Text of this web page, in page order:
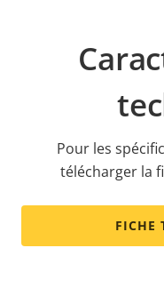
Pour les
télécharger la
FICHE